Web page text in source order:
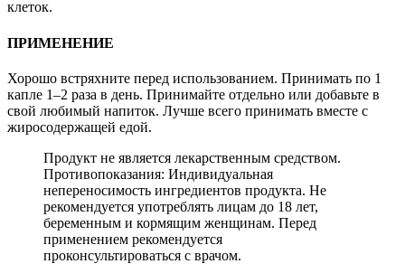
клеток.
ПРИМЕНЕНИЕ
Хорошо встряхните перед использованием. Принимать по 1
капле 1–2 раза в день. Принимайте отдельно или добавьте в
свой любимый напиток. Лучше всего принимать вместе с
жиросодержащей едой.
Продукт не является лекарственным средством.
Противопоказания: Индивидуальная
непереносимость ингредиентов продукта. Не
рекомендуется употреблять лицам до 18 лет,
беременным и кормящим женщинам. Перед
применением рекомендуется
проконсультироваться с врачом.